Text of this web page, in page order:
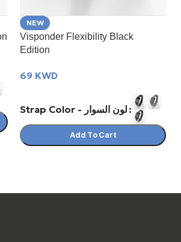
NEW
Visponder Flexibility Black
Edition
69 KWD
Strap Color - لون السوار
Add To Cart